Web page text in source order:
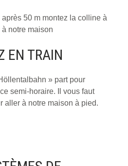
après 50 m montez la colline à
notre maison
EN TRAIN
» part pour
semi-horaire. Il vous faut
aller à notre maison à pied.